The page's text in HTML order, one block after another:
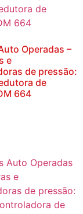
Operadas –
e
de pressão:
de
664